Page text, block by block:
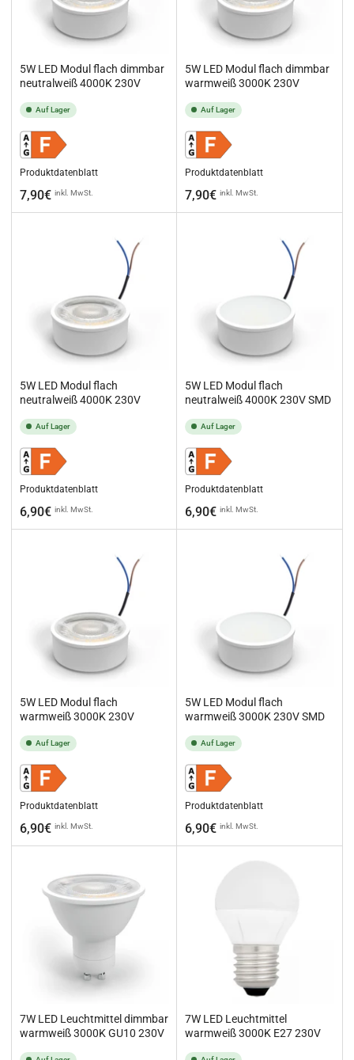
5W LED Modul flach dimmbar
neutralweiß 4000K 230V
Auf Lager
Produktdatenblatt
Normaler
Preis
7,90€ inkl. MwSt.
5W LED Modul flach dimmbar
warmweiß 3000K 230V
Auf Lager
Produktdatenblatt
Normaler
Preis
7,90€ inkl. MwSt.
5W LED Modul flach
neutralweiß 4000K 230V
Auf Lager
Produktdatenblatt
Normaler
Preis
6,90€ inkl. MwSt.
5W LED Modul flach
neutralweiß 4000K 230V SMD
Auf Lager
Produktdatenblatt
Normaler
Preis
6,90€ inkl. MwSt.
5W LED Modul flach
warmweiß 3000K 230V
Auf Lager
Produktdatenblatt
Normaler
Preis
6,90€ inkl. MwSt.
5W LED Modul flach
warmweiß 3000K 230V SMD
Auf Lager
Produktdatenblatt
Normaler
Preis
6,90€ inkl. MwSt.
7W LED Leuchtmittel dimmbar
warmweiß 3000K GU10 230V
7W LED Leuchtmittel
warmweiß 3000K E27 230V